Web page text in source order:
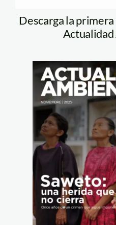
Descarga la